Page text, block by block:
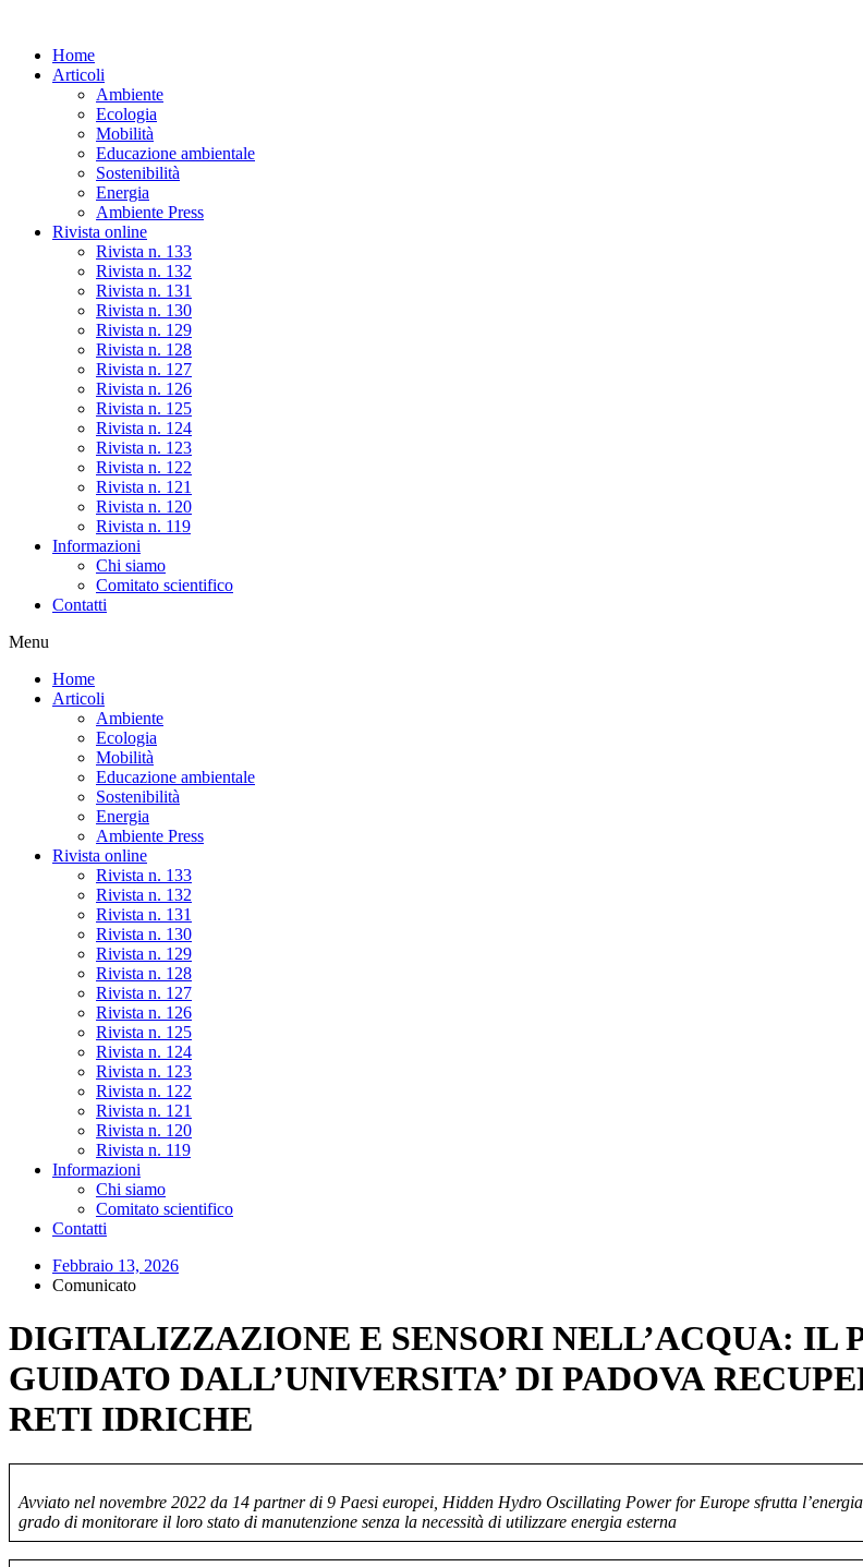
content
Home
Articoli
Ambiente
Ecologia
Mobilità
Educazione ambientale
Sostenibilità
Energia
Ambiente Press
Rivista online
Rivista n. 133
Rivista n. 132
Rivista n. 131
Rivista n. 130
Rivista n. 129
Rivista n. 128
Rivista n. 127
Rivista n. 126
Rivista n. 125
Rivista n. 124
Rivista n. 123
Rivista n. 122
Rivista n. 121
Rivista n. 120
Rivista n. 119
Informazioni
Chi siamo
Comitato scientifico
Contatti
Menu
Home
Articoli
Ambiente
Ecologia
Mobilità
Educazione ambientale
Sostenibilità
Energia
Ambiente Press
Rivista online
Rivista n. 133
Rivista n. 132
Rivista n. 131
Rivista n. 130
Rivista n. 129
Rivista n. 128
Rivista n. 127
Rivista n. 126
Rivista n. 125
Rivista n. 124
Rivista n. 123
Rivista n. 122
Rivista n. 121
Rivista n. 120
Rivista n. 119
Informazioni
Chi siamo
Comitato scientifico
Contatti
Febbraio 13, 2026
Comunicato
DIGITALIZZAZIONE E SENSORI NELL’ACQUA: IL
GUIDATO DALL’UNIVERSITA’ DI PADOVA
RETI IDRICHE
Avviato nel novembre 2022 da 14 partner di 9 Paesi europei, Hidden Hydro Oscillating Power for Europe sfrutta
grado di monitorare il loro stato di manutenzione senza la necessità di utilizzare energia esterna